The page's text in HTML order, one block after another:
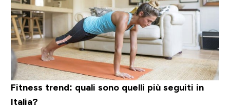
Fitness trend: quali sono quelli più seguiti in
Italia?